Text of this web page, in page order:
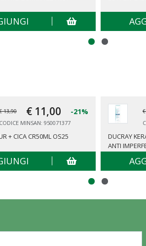
13,90 € 11,00 -21%
CODICE MINSAN: 950071377
+ CICA CR50ML OS25
DUCRAY
ANTI